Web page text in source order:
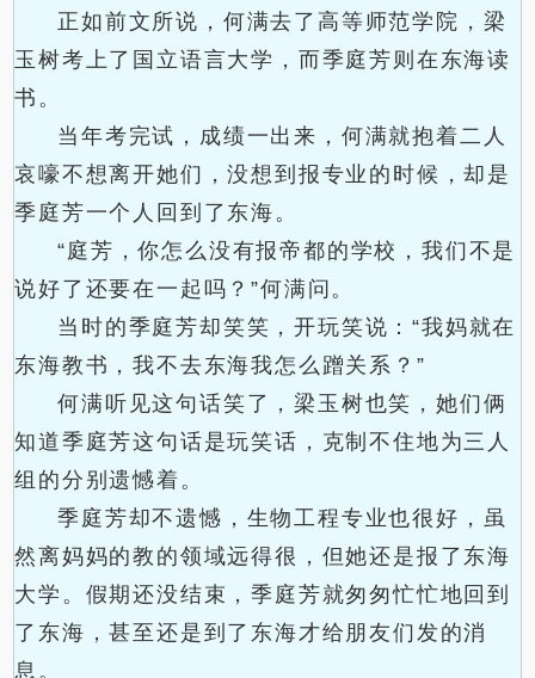
正如前文所说，何满去了高等师范学院，梁
玉树考上了国立语言大学，而季庭芳则在东海读
书。
当年考完试，成绩一出来，何满就抱着二人
哀嚎不想离开她们，没想到报专业的时候，却是
季庭芳一个人回到了东海。
“庭芳，你怎么没有报帝都的学校，我们不是
说好了还要在一起吗？”何满问。
当时的季庭芳却笑笑，开玩笑说：“我妈就在
东海教书，我不去东海我怎么蹭关系？”
何满听见这句话笑了，梁玉树也笑，她们俩
知道季庭芳这句话是玩笑话，克制不住地为三人
组的分别遗憾着。
季庭芳却不遗憾，生物工程专业也很好，虽
然离妈妈的教的领域远得很，但她还是报了东海
大学。假期还没结束，季庭芳就匆匆忙忙地回到
了东海，甚至还是到了东海才给朋友们发的消
息。